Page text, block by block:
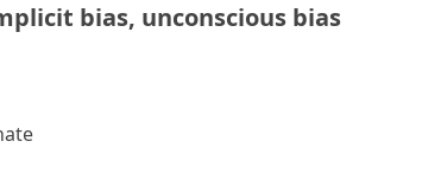
bias, unconscious bias